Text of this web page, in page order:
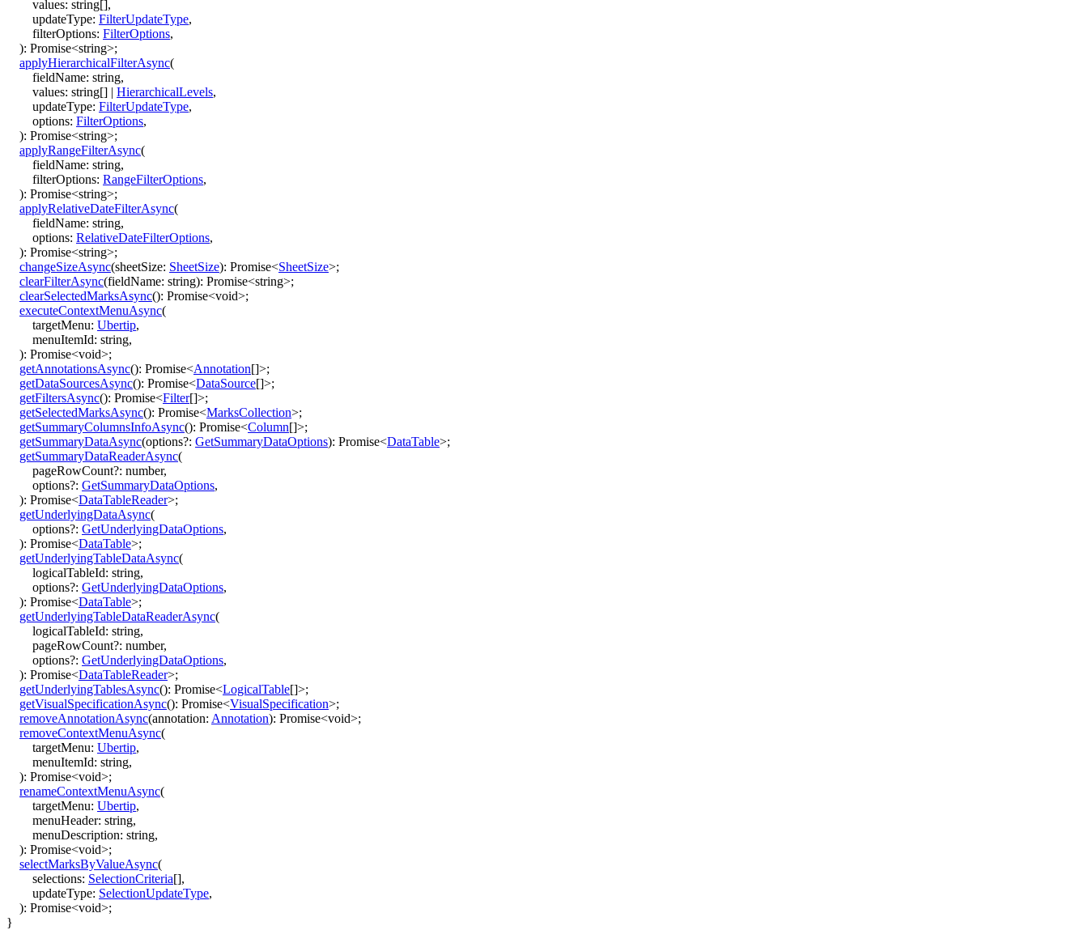
values: string[],
updateType: FilterUpdateType,
filterOptions: FilterOptions,
): Promise<string>;
applyHierarchicalFilterAsync(
fieldName: string,
values: string[] | HierarchicalLevels,
updateType: FilterUpdateType,
options: FilterOptions,
): Promise<string>;
applyRangeFilterAsync(
fieldName: string,
filterOptions: RangeFilterOptions,
): Promise<string>;
applyRelativeDateFilterAsync(
fieldName: string,
options: RelativeDateFilterOptions,
): Promise<string>;
changeSizeAsync(sheetSize: SheetSize): Promise<SheetSize>;
clearFilterAsync(fieldName: string): Promise<string>;
clearSelectedMarksAsync(): Promise<void>;
executeContextMenuAsync(
targetMenu: Ubertip,
menuItemId: string,
): Promise<void>;
getAnnotationsAsync(): Promise<Annotation[]>;
getDataSourcesAsync(): Promise<DataSource[]>;
getFiltersAsync(): Promise<Filter[]>;
getSelectedMarksAsync(): Promise<MarksCollection>;
getSummaryColumnsInfoAsync(): Promise<Column[]>;
getSummaryDataAsync(options?: GetSummaryDataOptions): Promise<DataTable>;
getSummaryDataReaderAsync(
pageRowCount?: number,
options?: GetSummaryDataOptions,
): Promise<DataTableReader>;
getUnderlyingDataAsync(
options?: GetUnderlyingDataOptions,
): Promise<DataTable>;
getUnderlyingTableDataAsync(
logicalTableId: string,
options?: GetUnderlyingDataOptions,
): Promise<DataTable>;
getUnderlyingTableDataReaderAsync(
logicalTableId: string,
pageRowCount?: number,
options?: GetUnderlyingDataOptions,
): Promise<DataTableReader>;
getUnderlyingTablesAsync(): Promise<LogicalTable[]>;
getVisualSpecificationAsync(): Promise<VisualSpecification>;
removeAnnotationAsync(annotation: Annotation): Promise<void>;
removeContextMenuAsync(
targetMenu: Ubertip,
menuItemId: string,
): Promise<void>;
renameContextMenuAsync(
targetMenu: Ubertip,
menuHeader: string,
menuDescription: string,
): Promise<void>;
selectMarksByValueAsync(
selections: SelectionCriteria[],
updateType: SelectionUpdateType,
): Promise<void>;
}